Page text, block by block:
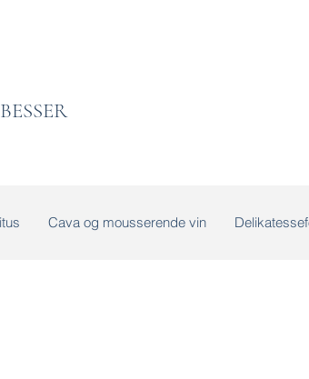
Cava og mousserende vin